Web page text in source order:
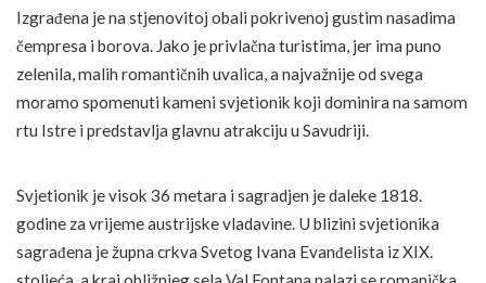
Izgrađena je na stjenovitoj obali pokrivenoj gustim nasadima
čempresa i borova. Jako je privlačna turistima, jer ima puno
zelenila, malih romantičnih uvalica, a najvažnije od svega
moramo spomenuti kameni svjetionik koji dominira na samom
rtu Istre i predstavlja glavnu atrakciju u Savudriji.
Svjetionik je visok 36 metara i sagradjen je daleke 1818.
godine za vrijeme austrijske vladavine. U blizini svjetionika
sagrađena je župna crkva Svetog Ivana Evanđelista iz XIX.